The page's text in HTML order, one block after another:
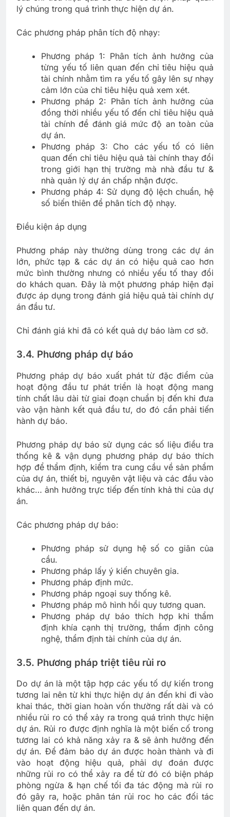
lý chúng trong quá trình thực hiện dự án.
Các phương pháp phân tích độ nhạy:
Phương pháp 1: Phân tích ảnh hưởng của
từng yếu tố liên quan đến chỉ tiêu hiệu quả
tài chính nhằm tìm ra yếu tố gây lên sự nhạy
cảm lớn của chỉ tiêu hiệu quả xem xét.
Phương pháp 2: Phân tích ảnh hưởng của
đồng thời nhiều yếu tố đến chỉ tiêu hiệu quả
tài chính để đánh giá mức độ an toàn của
dự án.
Phương pháp 3: Cho các yếu tố có liên
quan đến chỉ tiêu hiệu quả tài chính thay đổi
trong giới hạn thị trường mà nhà đầu tư &
nhà quản lý dự án chấp nhận được.
Phương pháp 4: Sử dụng độ lệch chuẩn, hệ
số biến thiên để phân tích độ nhạy.
Điều kiện áp dụng
Phương pháp này thường dùng trong các dự án
lớn, phức tạp & các dự án có hiệu quả cao hơn
mức bình thường nhưng có nhiều yếu tố thay đổi
do khách quan. Đây là một phương pháp hiện đại
được áp dụng trong đánh giá hiệu quả tài chính dự
án đầu tư.
Chỉ đánh giá khi đã có kết quả dự báo làm cơ sở.
3.4. Phương pháp dự báo
Phương pháp dự báo xuất phát từ đặc điểm của
hoạt động đầu tư phát triển là hoạt động mang
tính chất lâu dài từ giai đoạn chuẩn bị đến khi đưa
vào vận hành kết quả đầu tư, do đó cần phải tiến
hành dự báo.
Phương pháp dự báo sử dụng các số liệu điều tra
thống kê & vận dụng phương pháp dự báo thích
hợp để thẩm định, kiểm tra cung cầu về sản phẩm
của dự án, thiết bị, nguyên vật liệu và các đầu vào
khác… ảnh hưởng trực tiếp đến tính khả thi của dự
án.
Các phương pháp dự báo:
Phương pháp sử dụng hệ số co giãn của
cầu.
Phương pháp lấy ý kiến chuyên gia.
Phương pháp định mức.
Phương pháp ngoại suy thống kê.
Phương pháp mô hình hồi quy tương quan.
Phương pháp dự báo thích hợp khi thẩm
định khía cạnh thị trường, thẩm định công
nghệ, thẩm định tài chính của dự án.
3.5. Phương pháp triệt tiêu rủi ro
Do dự án là một tập hợp các yếu tố dự kiến trong
tương lai nên từ khi thực hiện dự án đến khi đi vào
khai thác, thời gian hoàn vốn thường rất dài và có
nhiều rủi ro có thể xảy ra trong quá trình thực hiện
dự án. Rủi ro được định nghĩa là một biến cố trong
tương lai có khả năng xảy ra & sẽ ảnh hưởng đến
dự án. Để đảm bảo dự án được hoàn thành và đi
vào hoạt động hiệu quả, phải dự đoán được
những rủi ro có thể xảy ra để từ đó có biện pháp
phòng ngừa & hạn chế tối đa tác động mà rủi ro
đó gây ra, hoặc phân tán rủi roc ho các đối tác
liên quan đến dự án.